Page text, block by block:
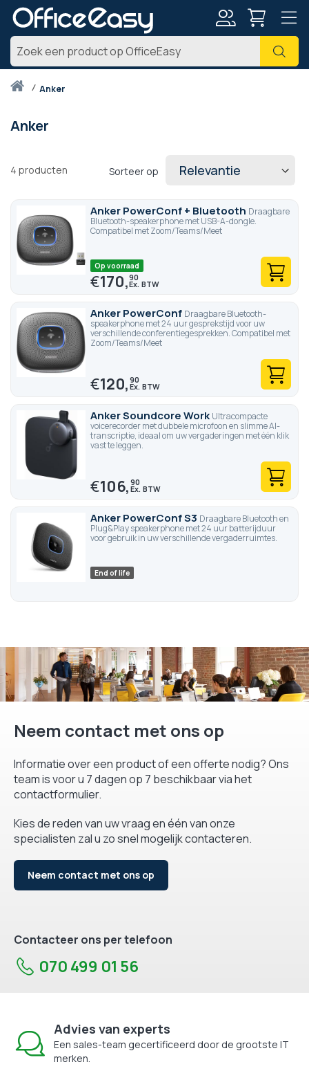
Zoek
Thuisanker
Anker
4 producten Sorteer op
Anker PowerConf + Bluetooth Draagbare
Bluetooth-speakerphone met USB-A-dongle.
Compatibel met Zoom/Teams/Meet
Op voorraad
€170,90
Anker PowerConf Draagbare Bluetooth-
speakerphone met 24 uur gesprekstijd voor uw
verschillende conferentiegesprekken. Compatibel met
Zoom/Teams/Meet
€120,90
Anker Soundcore Work Ultracompacte
voicerecorder met dubbele microfoon en slimme AI-
transcriptie, ideaal om uw vergaderingen met één klik
vast te leggen.
€106,90
Anker PowerConf S3 Draagbare Bluetooth en
Plug&Play speakerphone met 24 uur batterijduur
voor gebruik in uw verschillende vergaderruimtes.
End of life
Neem contact met ons op
Informatie over een product of een offerte nodig? Ons
team is voor u 7 dagen op 7 beschikbaar via het
contactformulier.
Kies de reden van uw vraag en één van onze
specialisten zal u zo snel mogelijk contacteren.
Neem contact met ons op
Contacteer ons per telefoon
070 499 01 56
Advies van experts
Een sales-team gecertificeerd door de grootste IT
merken.